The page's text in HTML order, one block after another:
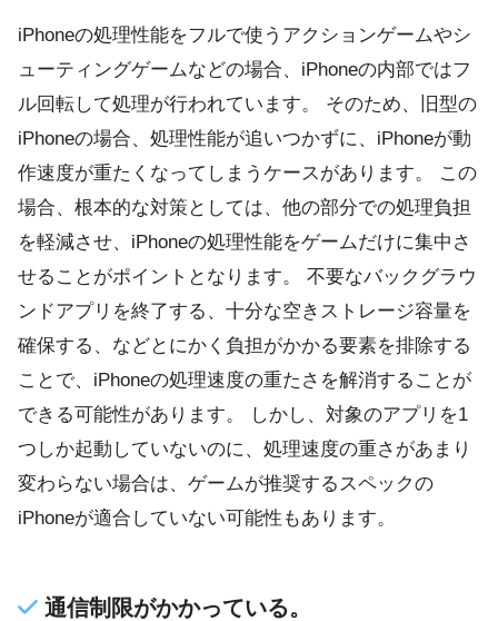
iPhoneの処理性能をフルで使うアクションゲームやシ
ューティングゲームなどの場合、iPhoneの内部ではフ
ル回転して処理が行われています。 そのため、旧型の
iPhoneの場合、処理性能が追いつかずに、iPhoneが動
作速度が重たくなってしまうケースがあります。 この
場合、根本的な対策としては、他の部分での処理負担
を軽減させ、iPhoneの処理性能をゲームだけに集中さ
せることがポイントとなります。 不要なバックグラウ
ンドアプリを終了する、十分な空きストレージ容量を
確保する、などとにかく負担がかかる要素を排除する
ことで、iPhoneの処理速度の重たさを解消することが
できる可能性があります。 しかし、対象のアプリを1
つしか起動していないのに、処理速度の重さがあまり
変わらない場合は、ゲームが推奨するスペックの
iPhoneが適合していない可能性もあります。
通信制限がかかっている。